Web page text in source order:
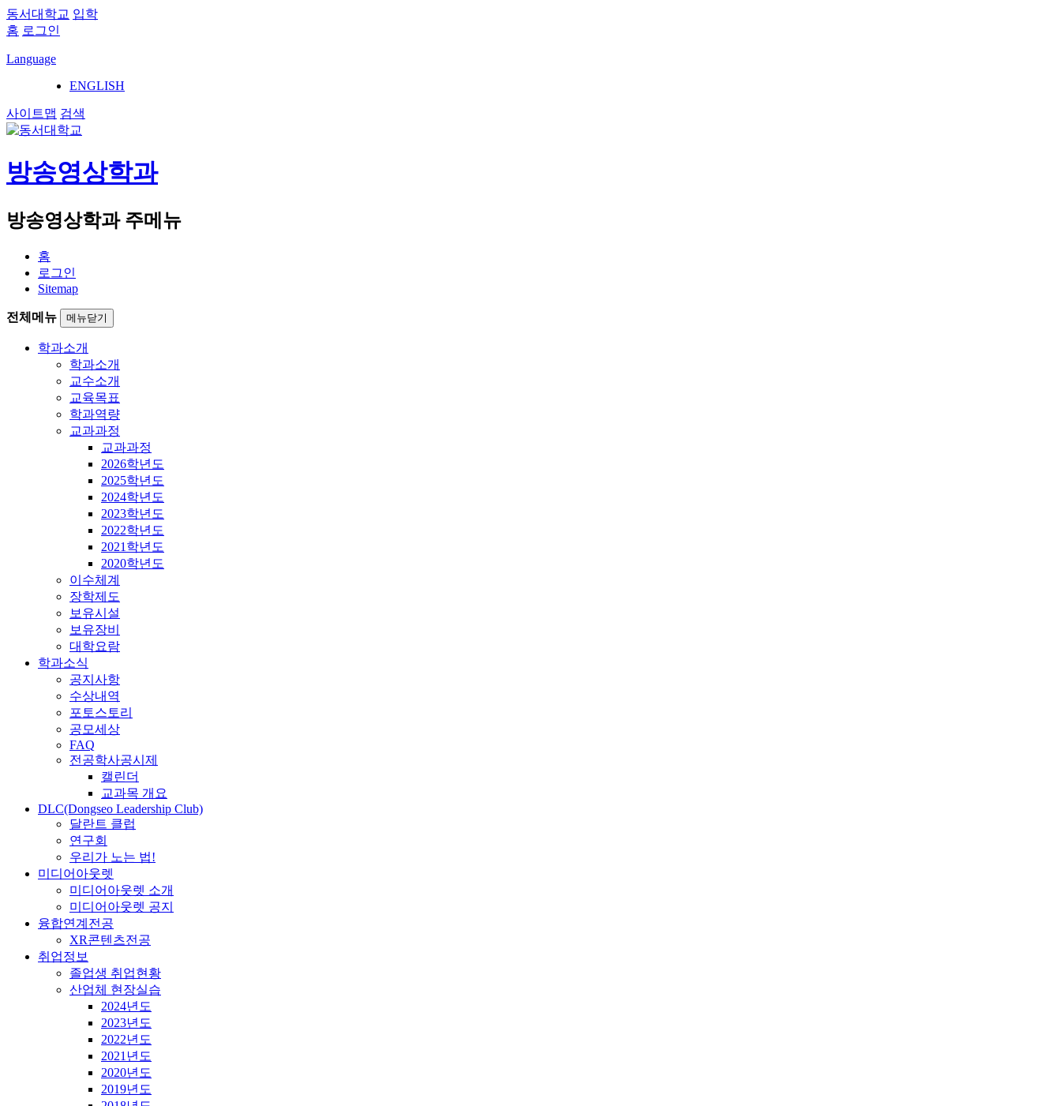
동서대학교 입학
홈 로그인
Language
ENGLISH
사이트맵 검색
방송영상학과
방송영상학과 주메뉴
홈
로그인
Sitemap
전체메뉴 메뉴닫기
학과소개
학과소개
교수소개
교육목표
학과역량
교과과정
교과과정
2026학년도
2025학년도
2024학년도
2023학년도
2022학년도
2021학년도
2020학년도
이수체계
장학제도
보유시설
보유장비
대학요람
학과소식
공지사항
수상내역
포토스토리
공모세상
FAQ
전공학사공시제
캘린더
교과목 개요
DLC(Dongseo Leadership Club)
달란트 클럽
연구회
우리가 노는 법!
미디어아웃렛
미디어아웃렛 소개
미디어아웃렛 공지
융합연계전공
XR콘텐츠전공
취업정보
졸업생 취업현황
산업체 현장실습
2024년도
2023년도
2022년도
2021년도
2020년도
2019년도